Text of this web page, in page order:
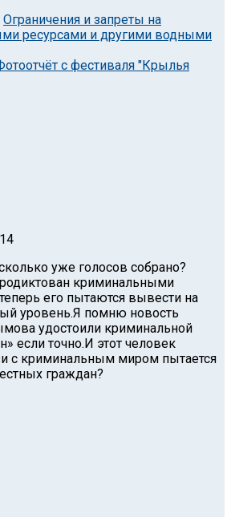
Ограничения и запреты на
ресурсами и другими водными
с фестиваля "Крылья
уже голосов собрано?
криминальными
его пытаются вывести на
уровень.Я помню новость
удостоили криминальной
если точно.И этот человек
с криминальным миром пытается
граждан?